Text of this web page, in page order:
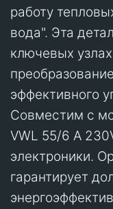
работу
вода". Эта
ключевых
эффективного
Совместим с
VWL 55/6 A
электроники.
гарантирует